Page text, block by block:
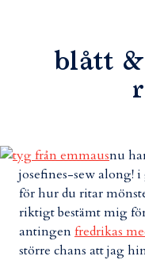
blått
nu
josefines-sew along!
för hur du ritar
riktigt bestämt mig
antingenfredrikas
större chans att jag